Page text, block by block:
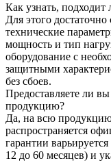
Как узнать, подходит
Для этого
технические
мощность и тип
оборудование с
защитными
без сбоев.
Предоставляете ли
продукцию?
Да, на всю
распространяется
гарантии
12 до 60 месяцев) и